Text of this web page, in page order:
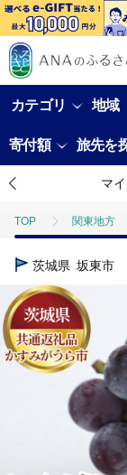
カテゴリ 地域
寄付額 旅先を
マ
TOP 関東地方
TOP
茨城県 坂東市